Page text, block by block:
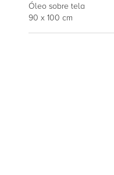
Óleo sobre tela
90 x 100 cm